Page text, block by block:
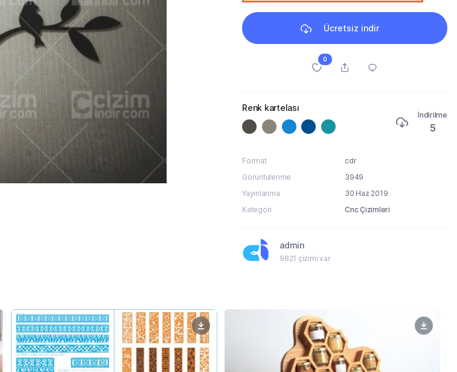
Ücretsiz indir
0
Renk kartelası
İndirilme
5
Format
cdr
Görüntülenme
3949
Yayınlanma
30 Haz 2019
Kategori
Cnc Çizimleri
admin
9821 çizimi var